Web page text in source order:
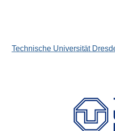
Technische Universität